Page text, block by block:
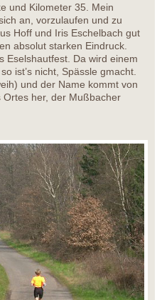
und Kilometer 35. Mein
an, vorzulaufen und zu
Hoff und Iris Eschelbach gut
absolut starken Eindruck.
Eselshautfest. Da wird einem
ist’s nicht, Spässle gmacht.
und der Name kommt von
her, der Mußbacher